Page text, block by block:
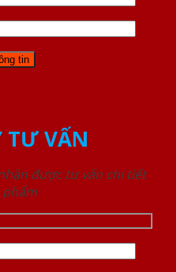
TƯ VẤN
được tư vấn chi tiết
phẩm